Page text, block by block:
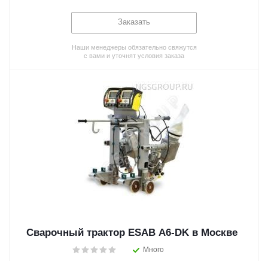
Заказать
Наши менеджеры обязательно свяжутся
с вами и уточнят условия заказа
Сварочный трактор ESAB A6-DK в Москве
Много